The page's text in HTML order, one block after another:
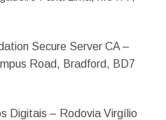
Secure Server CA –
Road, Bradford, BD7
Digitais – Rodovia Virgílio